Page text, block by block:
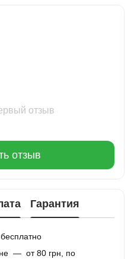
отзыв
отзыв
Гарантия
— от 80 грн, по